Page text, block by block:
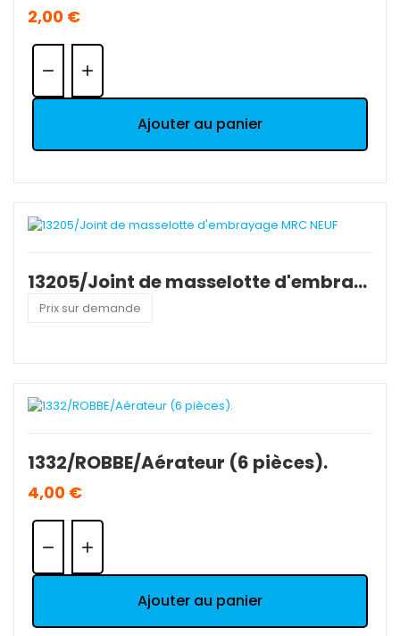
2,00 €
Quantité:
Ajouter au panier
13205/Joint de masselotte d'embrayage MRC NEUF
Prix sur demande
1332/ROBBE/Aérateur (6 pièces).
4,00 €
Quantité:
Ajouter au panier